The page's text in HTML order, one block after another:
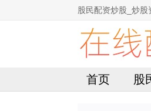
股民配资炒股_炒
首页 股